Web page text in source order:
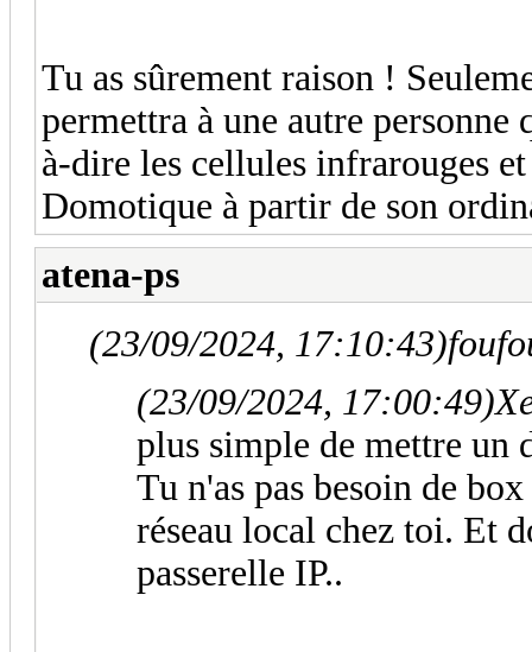
Tu as sûrement raison !
permettra à une autre
à-dire les cellules infrarouges
Domotique à partir de son
atena-ps
(23/09/2024, 17:10:43)
(23/09/2024, 17:00:49)
plus simple de mettre un
Tu n'as pas besoin de
réseau local chez toi. Et
passerelle IP..